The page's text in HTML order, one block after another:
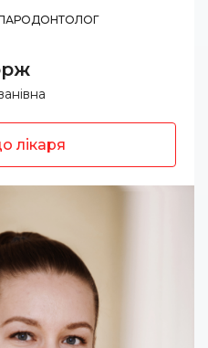
лікаря